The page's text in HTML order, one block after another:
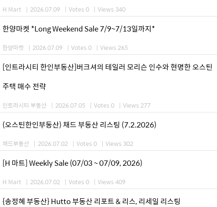
H Mart | 2026.07.09 | Votes 0 | Views 340
한양마켓 *Long Weekend Sale 7/9~7/13일까지*
한양마켓 | 2026.07.09 | Votes 0 | Views 265
[인트라시티 한인부동산]버크셔의 테일러 모리슨 인수와 현명한 오스틴
주택 매수 전략
인트라시티 부동산 | 2026.07.05 | Votes 0 | Views 277
(오스틴한인부동산) 채드 부동산 리스팅 (7.2.2026)
채드부동산 | 2026.07.02 | Votes 0 | Views 302
[H 마트] Weekly Sale (07/03 ~ 07/09, 2026)
H Mart | 2026.07.02 | Votes 0 | Views 409
{송정혜 부동산} Hutto 부동산 리포트 & 리스, 리세일 리스팅